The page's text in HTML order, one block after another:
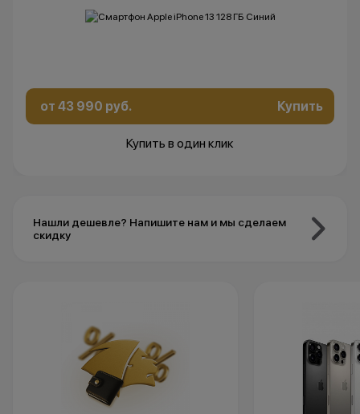
от 43 990 руб. Купить
Купить в один клик
Нашли дешевле? Напишите нам и мы сделаем
скидку